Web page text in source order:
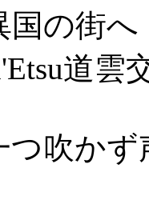
国の街へ
道雲
つ吹か